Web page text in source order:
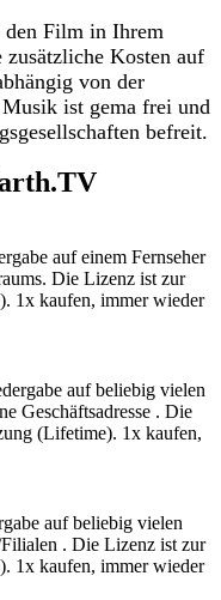
den Film in Ihrem
zusätzliche Kosten auf
von der
ist gema frei und
befreit.
auf einem Fernseher
Die Lizenz ist zur
1x kaufen, immer wieder
auf beliebig vielen
Geschäftsadresse . Die
(Lifetime). 1x kaufen,
auf beliebig vielen
. Die Lizenz ist zur
1x kaufen, immer wieder